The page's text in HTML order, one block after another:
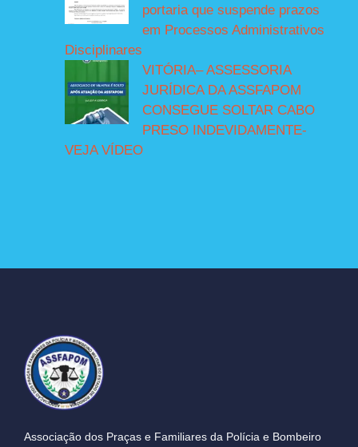
portaria que suspende prazos
em Processos Administrativos
Disciplinares
VITÓRIA– ASSESSORIA
JURÍDICA DA ASSFAPOM
CONSEGUE SOLTAR CABO
PRESO INDEVIDAMENTE-
VEJA VÍDEO
Associação dos Praças e Familiares da Polícia e Bombeiro